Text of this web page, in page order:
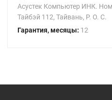
Асустек Компьютер ИНК.
Тайбэй 112, Тайвань, Р. О. С.
Гарантия, месяцы: 12